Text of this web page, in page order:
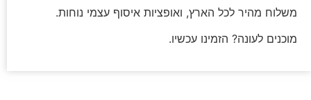
משלוח מהיר לכל הארץ, ואופציות איסוף עצמי נוחות.
מוכנים לעונה? הזמינו עכשיו.